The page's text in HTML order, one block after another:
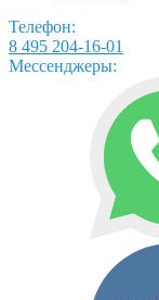
Телефон:
8 495 204-16-01
Мессенджеры: